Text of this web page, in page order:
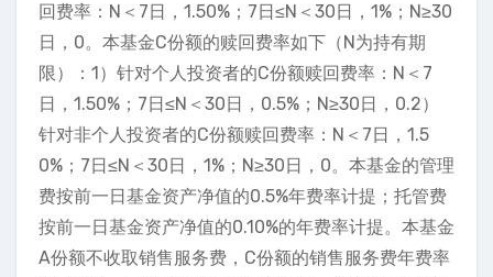
回费率：N＜7日，1.50%；7日≤N＜30日，1%；N≥30
日，0。本基金C份额的赎回费率如下（N为持有期
限）：1）针对个人投资者的C份额赎回费率：N＜7
日，1.50%；7日≤N＜30日，0.5%；N≥30日，0.2）
针对非个人投资者的C份额赎回费率：N＜7日，1.5
0%；7日≤N＜30日，1%；N≥30日，0。本基金的管理
费按前一日基金资产净值的0.5%年费率计提；托管费
按前一日基金资产净值的0.10%的年费率计提。本基金
A份额不收取销售服务费，C份额的销售服务费年费率